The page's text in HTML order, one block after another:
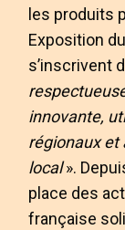
les produits
Exposition
s’inscrivent
innovante,
régionaux et
local».
place des
française